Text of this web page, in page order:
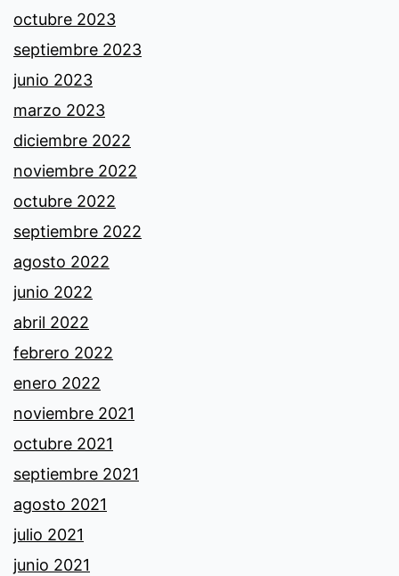
octubre 2023
septiembre 2023
junio 2023
marzo 2023
diciembre 2022
noviembre 2022
octubre 2022
septiembre 2022
agosto 2022
junio 2022
abril 2022
febrero 2022
enero 2022
noviembre 2021
octubre 2021
septiembre 2021
agosto 2021
julio 2021
junio 2021